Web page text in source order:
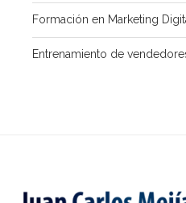
Formación en Marketing
Entrenamiento de